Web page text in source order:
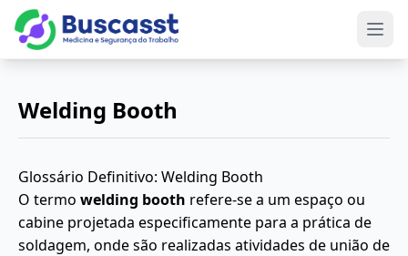
Welding Booth
Glossário Definitivo: Welding Booth
O termo welding booth refere-se a um espaço ou
cabine projetada especificamente para a prática de
soldagem, onde são realizadas atividades de união de